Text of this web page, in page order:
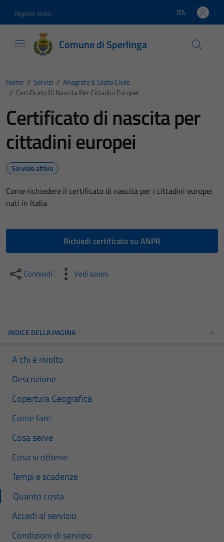
Regione Sicilia Lingua attiva:
ITA
Comune di Sperlinga
Home / Servizi / Anagrafe E Stato Civile
/ Certificato Di Nascita Per Cittadini Europei
Certificato di nascita per
cittadini europei
Servizio attivo
Come richiedere il certificato di nascita per i cittadini europei
nati in Italia
Richiedi certificato su ANPR
Condividi Vedi azioni
INDICE DELLA PAGINA
A chi è rivolto
Descrizione
Copertura Geografica
Come fare
Cosa serve
Cosa si ottiene
Tempi e scadenze
Quanto costa
Accedi al servizio
Condizioni di servizio